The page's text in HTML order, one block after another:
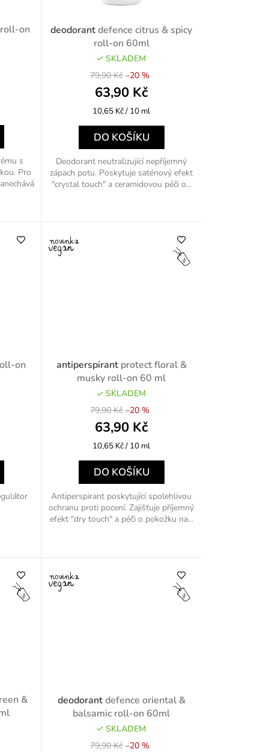
ů
on
s
Pro
deodorantdefence citrus & spicy
roll-on 60ml
SKLADEM
79,90 Kč
63,90 Kč
–20 %
Měrná
10,65 Kč / 10 ml
DO KOŠÍKU
Deodorant neutralizující nepříjemný
zápach potu. Poskytuje saténový efekt
"crystal touch" a ceramidovou péči o...
on
antiperspirant protect floral &
musky roll-on 60 ml
SKLADEM
79,90 Kč
63,90 Kč
–20 %
Měrná
10,65 Kč / 10 ml
DO KOŠÍKU
Antiperspirant poskytující spolehlivou
ochranu proti pocení. Zajišťuje příjemný
efekt "dry touch" a péči o pokožku na...
&
deodorantdefence oriental &
balsamic roll-on 60ml
SKLADEM
79,90 Kč –20 %